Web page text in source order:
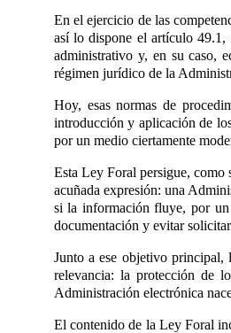
En el ejercicio de las
así lo dispone el artículo
administrativo y, en su caso,
régimen jurídico de la
Hoy, esas normas de
introducción y aplicación de
por un medio ciertamente
Esta Ley Foral persigue, como
acuñada expresión: una
si la información fluye, por un
documentación y evitar
Junto a ese objetivo principal,
relevancia: la protección de
Administración electrónica
El contenido de la Ley Foral